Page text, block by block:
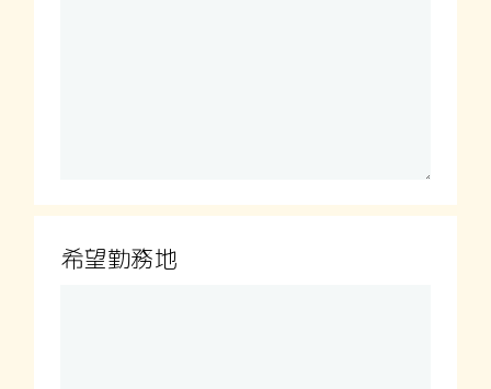
希望勤務地